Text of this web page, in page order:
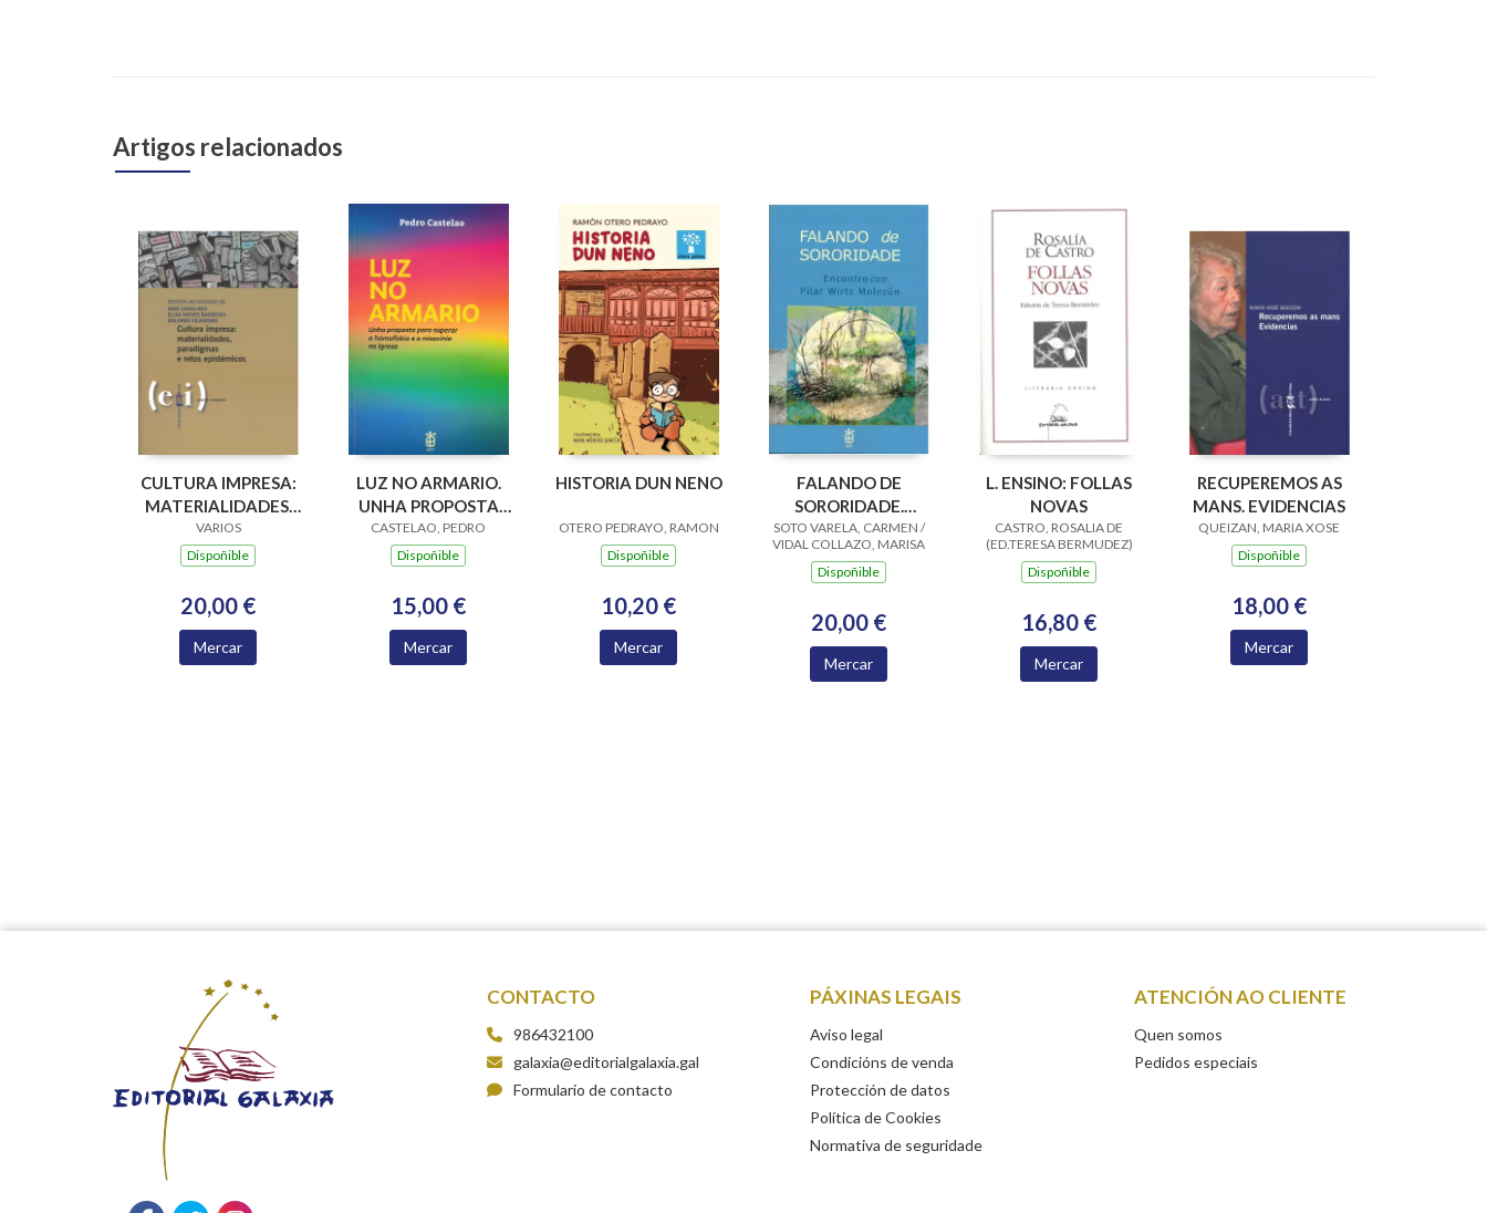
Artigos relacionados
CULTURA IMPRESA:
MATERIALIDADES,
PARADIGMAS E
RETOS EPISTÉMICOS
VARIOS
Dispoñible
20,00 €
Mercar
LUZ NO ARMARIO.
UNHA PROPOSTA
PARA SUPERAR A
HOMOFOBIA E A
IGREXA
CASTELAO, PEDRO
Dispoñible
15,00 €
Mercar
HISTORIA DUN NENO
OTERO PEDRAYO, RAMON
Dispoñible
10,20 €
Mercar
FALANDO DE
SORORIDADE.
ENCONTRO CON
PILAR WIRTZ
MOLEZUN
SOTO VARELA, CARMEN /
VIDAL COLLAZO, MARISA
Dispoñible
20,00 €
Mercar
L. ENSINO: FOLLAS
NOVAS
CASTRO, ROSALIA DE
(ED.TERESA BERMUDEZ)
Dispoñible
16,80 €
Mercar
RECUPEREMOS AS
MANS. EVIDENCIAS
QUEIZAN, MARIA XOSE
Dispoñible
18,00 €
Mercar
CONTACTO
986432100
galaxia@editorialgalaxia.gal
Formulario de contacto
PÁXINAS LEGAIS
Aviso legal
Condicións de venda
Protección de datos
Política de Cookies
Normativa de seguridade
ATENCIÓN AO CLIENTE
Quen somos
Pedidos especiais